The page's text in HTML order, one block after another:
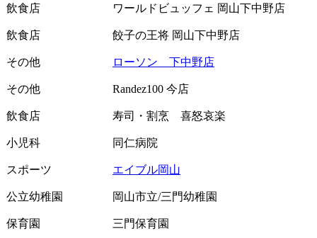
飲食店 ワールドビュッフェ 岡山下中野店
飲食店 餃子の王将 岡山下中野店
その他 ローソン 下中野店
その他 Randez100 今店
飲食店 寿司・割烹 喜怒哀楽
小児科 同仁病院
スポーツ エイブル岡山
公立幼稚園 岡山市立/三門幼稚園
保育園 三門保育園